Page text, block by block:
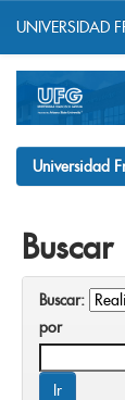
navigation
UNIVERSIDAD
Universidad
Buscar
Buscar:
por